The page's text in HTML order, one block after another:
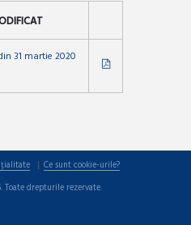
31 martie 2020
Ce sunt cookie-urile?
Toate drepturile rezervate.